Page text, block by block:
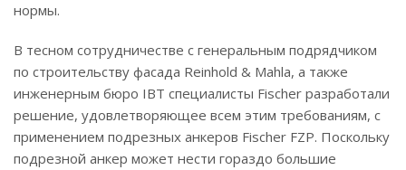
нормы.
В тесном сотрудничестве с генеральным подрядчиком
по строительству фасада Reinhold & Mahla, а также
инженерным бюро IBT специалисты Fischer разработали
решение, удовлетворяющее всем этим требованиям, с
применением подрезных анкеров Fischer FZP. Поскольку
подрезной анкер может нести гораздо большие